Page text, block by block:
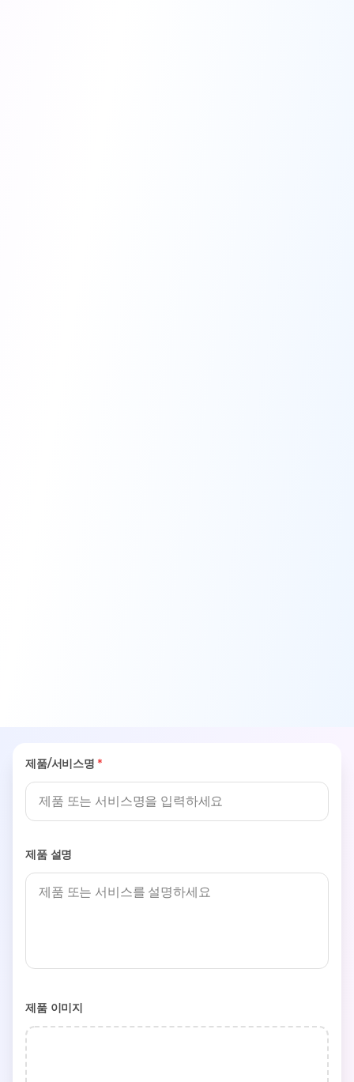
제품/서비스명 *
제품 설명
제품 이미지